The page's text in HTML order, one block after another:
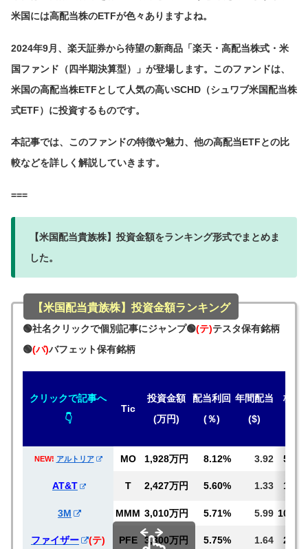
米国には高配当株のETFが色々ありますよね。
2024年9月、楽天証券から待望の新商品「楽天・高配当株式・米
国ファンド（四半期決算型）」が登場します。このファンドは、
米国の高配当株ETFとして人気の高いSCHD（シュワブ米国配当株
式ETF）に投資するものです。
本記事では、このファンドの特徴や魅力、他の高配当ETFとの比
較などを詳しく解説していきます。
===
【米国配当貴族株】投資金額をランキング形式でまとめま
した。
【米国配当貴族株】投資金額ランキング
🟢社名クリックで個別記事にジャンプ🟢(テ)テスタ保有銘柄
🟢(バ)バフェット保有銘柄
クリックで記事へ
👇
Tic
投資金額
(万円)
配当利回
(％)
年間配当
($)
株価
NEW! アルトリア MO 1,928万円 8.12% 3.92 50.39
AT&T T 2,427万円 5.60% 1.33 19.82
3M MMM 3,010万円 5.71% 5.99 105.23
ファイザー (テ) PFE 3,300万円 5.75% 1.64 28.51